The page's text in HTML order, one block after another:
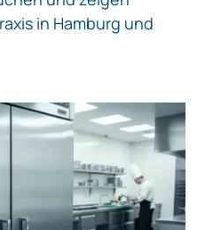
in Hamburg und